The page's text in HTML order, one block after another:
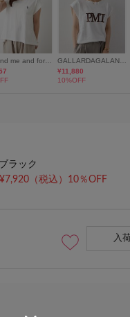
ラック
¥7,920 （税込）10％OFF
入